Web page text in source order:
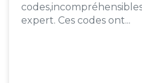
expert. Ces codes ont...